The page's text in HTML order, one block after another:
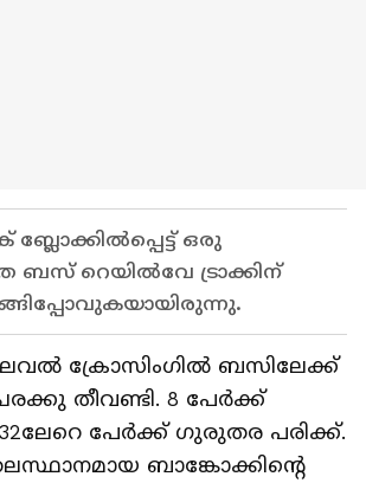
ബ്ലോക്കിൽപ്പെട്ട് ഒരു
റെയിൽവേ ട്രാക്കിന്
ക്രോസിംഗിൽ ബസിലേക്ക്
തീവണ്ടി. 8 പേർക്ക്
32ലേറെ പേർക്ക് ഗുരുതര പരിക്ക്.
ബാങ്കോക്കിന്റെ